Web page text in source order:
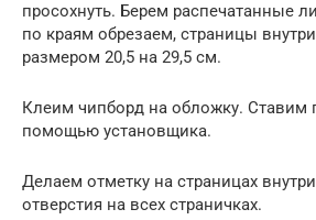
просохнуть. Берем распечатанные
по краям обрезаем, страницы
размером 20,5 на 29,5 см.
Клеим чипборд на обложку. Ставим
помощью установщика.
Делаем отметку на страницах
отверстия на всех страничках.